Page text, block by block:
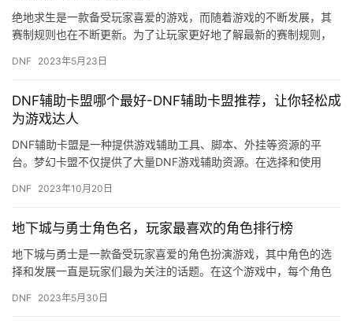
绝地求生是一款备受玩家喜爱的游戏，而随着游戏的不断发展，其
赛制规则也在不断更新。为了让玩家更好地了解最新的赛制规则，
分。 …
DNF 2023年5月23日
DNF辅助卡盟哪个最好-DNF辅助卡盟推荐，让你轻松成
为游戏达人
DNF辅助卡盟是一种提供游戏辅助工具、脚本、外挂等资源的平
台。梦幻卡盟不仅提供了大量DNF游戏辅助资源。在选择和使用
DNF 2023年10月20日
地下城与勇士角色名，玩家最喜欢的角色排行榜
地下城与勇士是一款备受玩家喜爱的角色扮演游戏，其中角色的选
择和发展一直是玩家们最为关注的话题。在这个游戏中，每个角色
求来选…
DNF 2023年5月30日